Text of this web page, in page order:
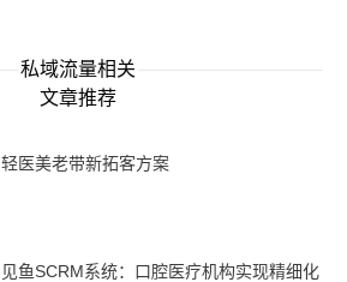
私域流量相关
文章推荐
轻医美老带新拓客方案
见鱼SCRM系统：口腔医疗机构实现精细化